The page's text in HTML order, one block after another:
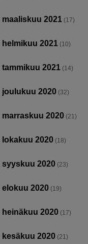
maaliskuu 2021 (17)
helmikuu 2021 (10)
tammikuu 2021 (14)
joulukuu 2020 (32)
marraskuu 2020 (21)
lokakuu 2020 (18)
syyskuu 2020 (23)
elokuu 2020 (19)
heinäkuu 2020 (17)
kesäkuu 2020 (21)